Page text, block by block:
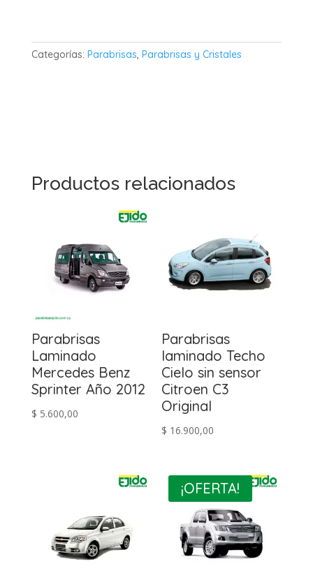
Categorías: Parabrisas, Parabrisas y Cristales
Productos relacionados
Parabrisas
Laminado
Mercedes Benz
Sprinter Año 2012
$ 5.600,00
Parabrisas
laminado Techo
Cielo sin sensor
Citroen C3
Original
$ 16.900,00
¡OFERTA!